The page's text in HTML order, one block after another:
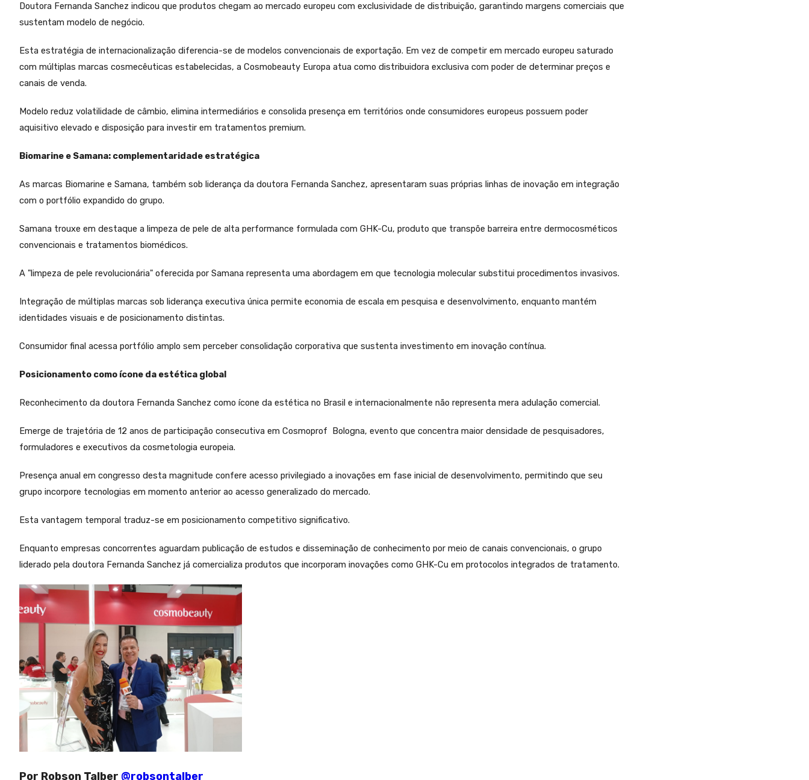
Doutora Fernanda Sanchez indicou que produtos chegam ao mercado europeu com exclusividade de distribuição, garantindo margens comerciais que
sustentam modelo de negócio.
Esta estratégia de internacionalização diferencia-se de modelos convencionais de exportação. Em vez de competir em mercado europeu saturado
com múltiplas marcas cosmecêuticas estabelecidas, a Cosmobeauty Europa atua como distribuidora exclusiva com poder de determinar preços e
canais de venda.
Modelo reduz volatilidade de câmbio, elimina intermediários e consolida presença em territórios onde consumidores europeus possuem poder
aquisitivo elevado e disposição para investir em tratamentos premium.
Biomarine e Samana: complementaridade estratégica
As marcas Biomarine e Samana, também sob liderança da doutora Fernanda Sanchez, apresentaram suas próprias linhas de inovação em integração
com o portfólio expandido do grupo.
Samana trouxe em destaque a limpeza de pele de alta performance formulada com GHK-Cu, produto que transpõe barreira entre dermocosméticos
convencionais e tratamentos biomédicos.
A "limpeza de pele revolucionária" oferecida por Samana representa uma abordagem em que tecnologia molecular substitui procedimentos invasivos.
Integração de múltiplas marcas sob liderança executiva única permite economia de escala em pesquisa e desenvolvimento, enquanto mantém
identidades visuais e de posicionamento distintas.
Consumidor final acessa portfólio amplo sem perceber consolidação corporativa que sustenta investimento em inovação contínua.
Posicionamento como ícone da estética global
Reconhecimento da doutora Fernanda Sanchez como ícone da estética no Brasil e internacionalmente não representa mera adulação comercial.
Emerge de trajetória de 12 anos de participação consecutiva em Cosmoprof Bologna, evento que concentra maior densidade de pesquisadores,
formuladores e executivos da cosmetologia europeia.
Presença anual em congresso desta magnitude confere acesso privilegiado a inovações em fase inicial de desenvolvimento, permitindo que seu
grupo incorpore tecnologias em momento anterior ao acesso generalizado do mercado.
Esta vantagem temporal traduz-se em posicionamento competitivo significativo.
Enquanto empresas concorrentes aguardam publicação de estudos e disseminação de conhecimento por meio de canais convencionais, o grupo
liderado pela doutora Fernanda Sanchez já comercializa produtos que incorporam inovações como GHK-Cu em protocolos integrados de tratamento.
Por Robson Talber @robsontalber